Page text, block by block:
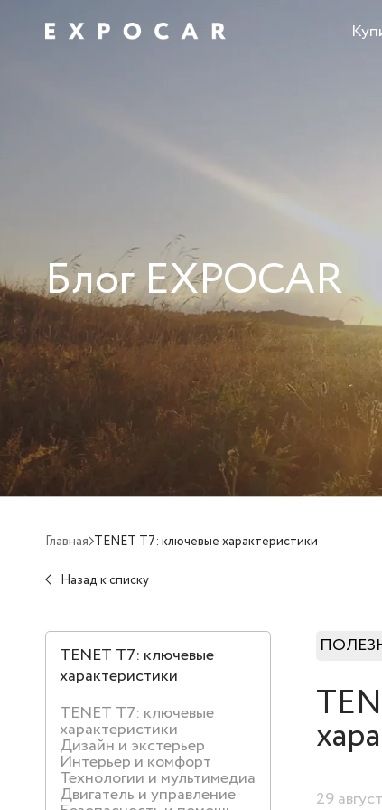
Блог EXPOCAR
Главная TENET T7: ключевые характеристики
Назад к списку
TENET T7: ключевые
характеристики
TENET T7: ключевые
характеристики
Дизайн и экстерьер
Интерьер и комфорт
Технологии и мультимедиа
Двигатель и управление 29